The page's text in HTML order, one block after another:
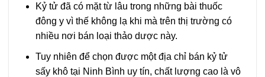
Kỷ tử đã có mặt từ lâu trong những bài thuốc
đông y vì thế không lạ khi mà trên thị trường có
nhiều nơi bán loại thảo dược này.
Tuy nhiên để chọn được một địa chỉ bán kỷ tử
sấy khô tại Ninh Bình uy tín, chất lượng cao là vô